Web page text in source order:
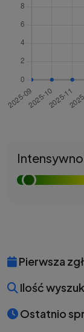
Pierwsza
Ilość
Ostatnio